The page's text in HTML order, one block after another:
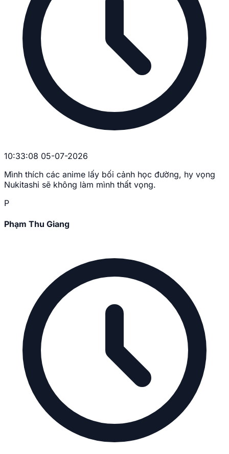
10:33:08 05-07-2026
Mình thích các anime lấy bối cảnh học đường, hy vọng
Nukitashi sẽ không làm mình thất vọng.
P
Phạm Thu Giang